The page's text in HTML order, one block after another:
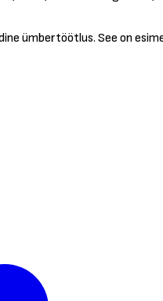
ümbertöötlus. See on